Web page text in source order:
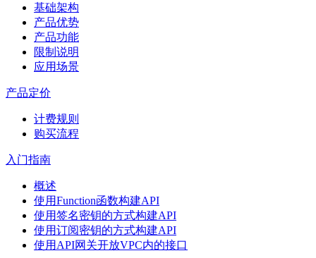
基础架构
产品优势
产品功能
限制说明
应用场景
产品定价
计费规则
购买流程
入门指南
概述
使用Function函数构建API
使用签名密钥的方式构建API
使用订阅密钥的方式构建API
使用API网关开放VPC内的接口